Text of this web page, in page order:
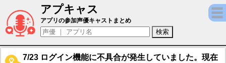
アプキャス
ウィズメリル（声優：ぷち汰)【ルミナ プ
アプリの参加声優キャストまとめ
7/23 ログイン機能に不具合が発生していました。現在